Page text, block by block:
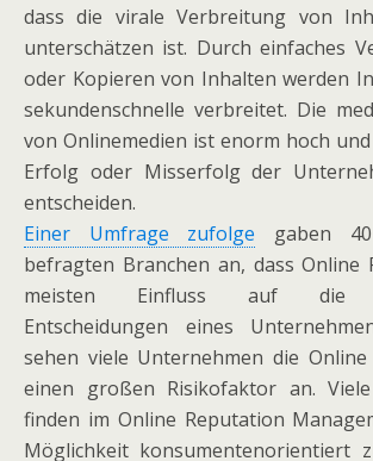
dass die virale Verbreitung von
unterschätzen ist. Durch einfaches
oder Kopieren von Inhalten werden
sekundenschnelle verbreitet. Die
von Onlinemedien ist enorm hoch
Erfolg oder Misserfolg der
entscheiden.
Einer Umfrage zufolge gaben
befragten Branchen an, dass Online
meisten Einfluss auf die
Entscheidungen eines
sehen viele Unternehmen die
einen großen Risikofaktor an.
finden im Online Reputation
Möglichkeit konsumentenorientiert